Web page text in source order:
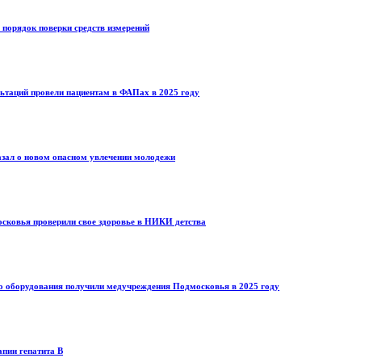
поверки средств измерений
провели пациентам в ФАПах в 2025 году
о новом опасном увлечении молодежи
проверили свое здоровье в НИКИ детства
оборудования получили медучреждения Подмосковья в 2025 году
гепатита В